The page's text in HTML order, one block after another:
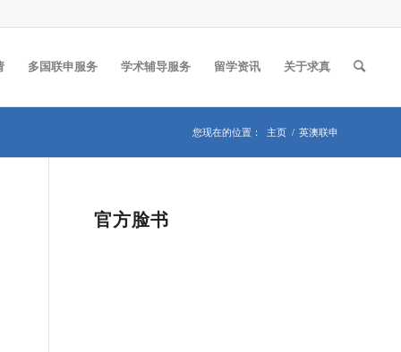
多国联申服务 学术辅导服务 留学资讯 关于求真
您现在的位置： 主页 / 英澳联申
官方脸书